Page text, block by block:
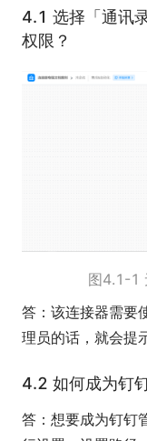
4.1 选择「通讯
权限？
图4.1-1
答：该连接器需要
理员的话，就会提
4.2 如何成为钉
答：想要成为钉钉